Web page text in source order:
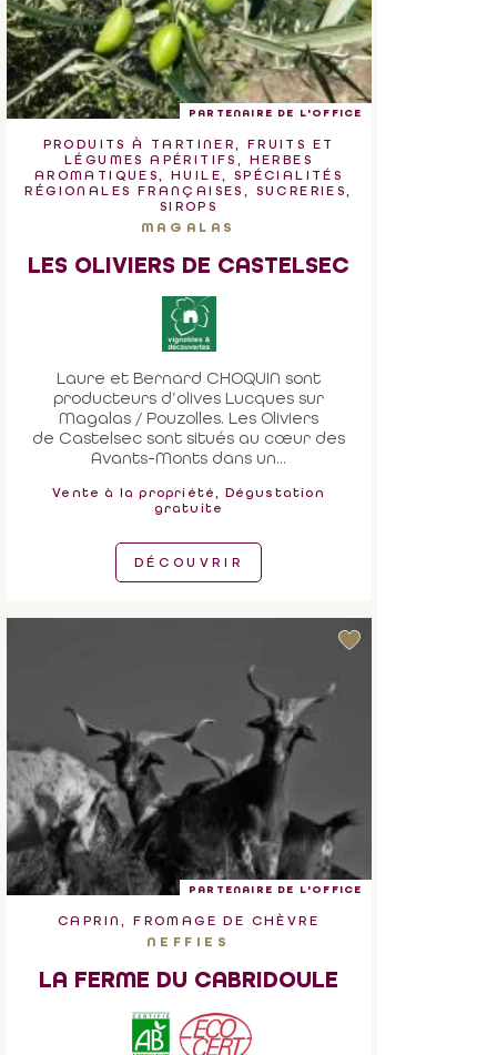
PARTENAIRE DE L'OFFICE
PRODUITS À TARTINER, FRUITS ET
LÉGUMES APÉRITIFS, HERBES
AROMATIQUES, HUILE, SPÉCIALITÉS
RÉGIONALES FRANÇAISES, SUCRERIES,
SIROPS
MAGALAS
LES OLIVIERS DE CASTELSEC
Laure et Bernard CHOQUIN sont
producteurs d’olives Lucques sur
Magalas / Pouzolles. Les Oliviers
de Castelsec sont situés au cœur des
Avants-Monts dans un...
Vente à la propriété, Dégustation
gratuite
DÉCOUVRIR
PARTENAIRE DE L'OFFICE
CAPRIN, FROMAGE DE CHÈVRE
NEFFIES
LA FERME DU CABRIDOULE